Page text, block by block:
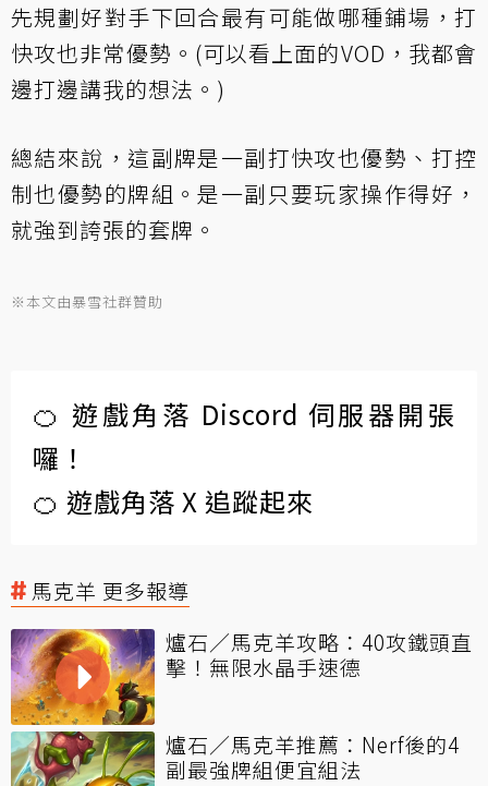
先規劃好對手下回合最有可能做哪種鋪場，打
快攻也非常優勢。(可以看上面的VOD，我都會
邊打邊講我的想法。)
總結來說，這副牌是一副打快攻也優勢、打控
制也優勢的牌組。是一副只要玩家操作得好，
就強到誇張的套牌。
※本文由暴雪社群贊助
🍊 遊戲角落 Discord 伺服器開張
囉！
🍊 遊戲角落 X 追蹤起來
馬克羊 更多報導
爐石／馬克羊攻略：40攻鐵頭直
擊！無限水晶手速德
爐石／馬克羊推薦：Nerf後的4
副最強牌組便宜組法